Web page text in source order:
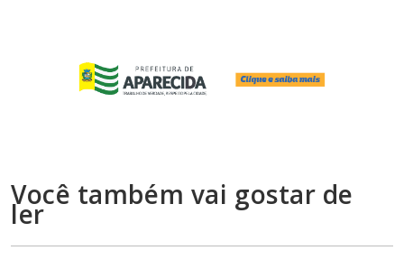
Você também vai gostar de
ler